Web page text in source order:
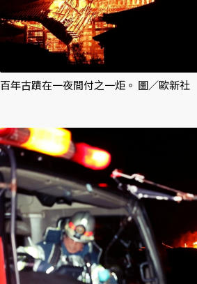
百年古蹟在一夜間付之一炬。 圖／歐新社